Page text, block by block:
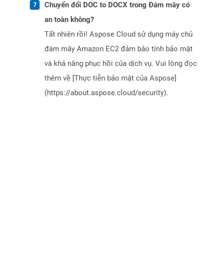
Chuyển đổi DOC to DOCX trong Đám mây có
an toàn không?
Tất nhiên rồi! Aspose Cloud sử dụng máy chủ
đám mây Amazon EC2 đảm bảo tính bảo mật
và khả năng phục hồi của dịch vụ. Vui lòng đọc
thêm về [Thực tiễn bảo mật của Aspose]
(https://about.aspose.cloud/security).